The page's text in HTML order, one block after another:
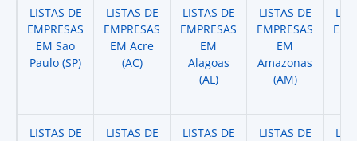
LISTAS DE
EMPRESAS
EM Sao
Paulo (SP)
LISTAS DE
EMPRESAS
EM Acre
(AC)
LISTAS DE
EMPRESAS
EM
Alagoas
(AL)
LISTAS DE
EMPRESAS
EM
Amazonas
(AM)
LISTAS DE
LISTAS DE
LISTAS DE
LISTAS DE